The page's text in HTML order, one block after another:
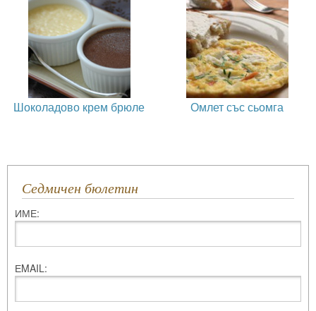
Шоколадово крем брюле Омлет със сьомга
Седмичен бюлетин
ИМЕ:
ЕMAIL: